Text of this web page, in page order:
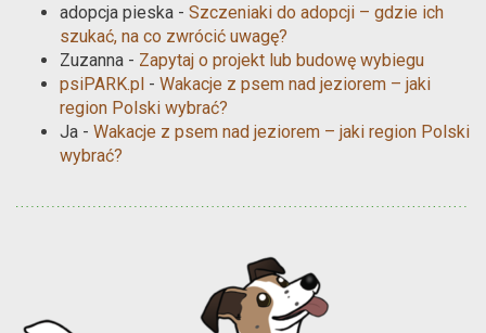
adopcja pieska - Szczeniaki do adopcji – gdzie ich
szukać, na co zwrócić uwagę?
Zuzanna - Zapytaj o projekt lub budowę wybiegu
psiPARK.pl - Wakacje z psem nad jeziorem – jaki
region Polski wybrać?
Ja - Wakacje z psem nad jeziorem – jaki region Polski
wybrać?